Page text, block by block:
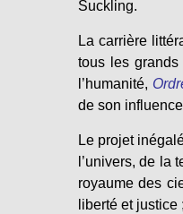
Suckling.
La carrière
tous les grands
l’humanité,
de son
Le projet
l’univers, de la
royaume des
liberté et